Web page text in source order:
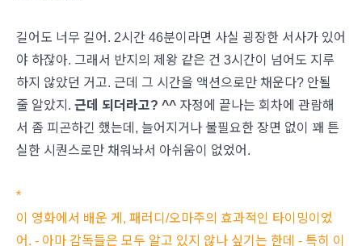
길어도 너무 길어. 2시간 46분이라면 사실 굉장한 서사가 있어
야 하잖아. 그래서 반지의 제왕 같은 건 3시간이 넘어도 지루
하지 않았던 거고. 근데 그 시간을 액션으로만 채운다? 안될
줄 알았지. 근데 되더라고? ^^ 자정에 끝나는 회차에 관람해
서 좀 피곤하긴 했는데, 늘어지거나 불필요한 장면 없이 꽤 튼
실한 시퀀스로만 채워놔서 아쉬움이 없었어.
*
이 영화에서 배운 게, 패러디/오마주의 효과적인 타이밍이었
어. - 아마 감독들은 모두 알고 있지 않나 싶기는 한데 - 특히 이